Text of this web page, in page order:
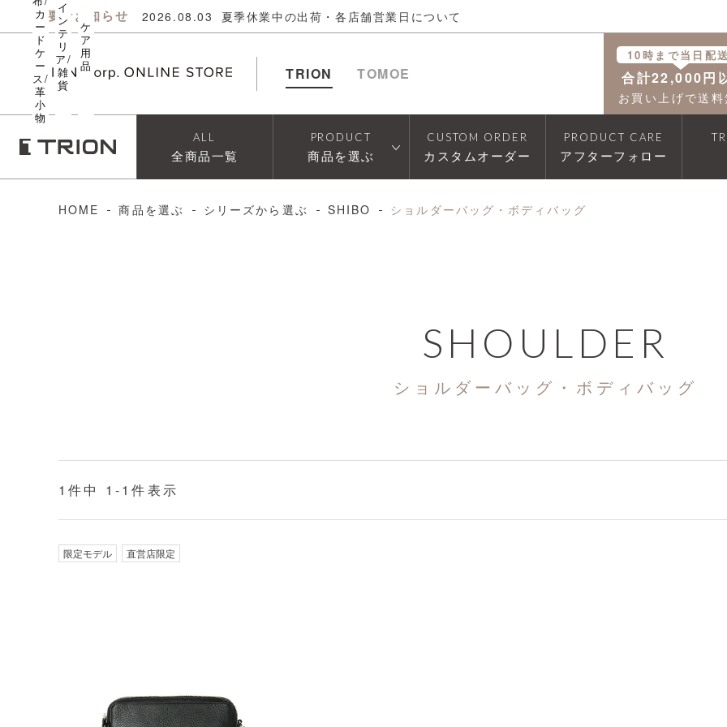
重要なお知らせ 2026.08.03 夏季休業中の出荷・各店舗営業日について
TRION TOMOE
10時まで当日配
合計22,000円
お買い上げで送
ALL
全商品一覧
PRODUCT
商品を選ぶ
CUSTOM ORDER
カスタムオーダー
PRODUCT CARE
アフターフォロー
カ
ー
ド
ケ
ー
ス/
革
小
物
イ
ン
テ
リ
ア/
雑
貨
ケ
ア
用
品
HOME 商品を選ぶ シリーズから選ぶ SHIBO ショルダーバッグ・ボディバッグ
SHOULDER
ショルダーバッグ・ボディバッグ
1件中 1-1件表示
限定モデル 直営店限定